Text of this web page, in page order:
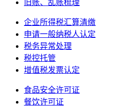
旧账、乱账梳理
企业所得税汇算清缴
申请一般纳税人认定
税务异常处理
税控托管
增值税发票认定
食品安全许可证
餐饮许可证